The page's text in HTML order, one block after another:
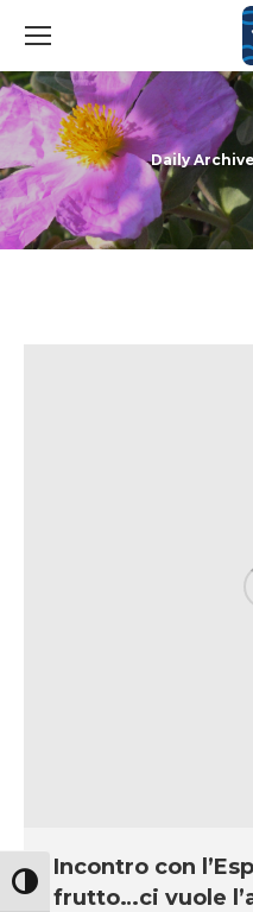
Attiva/disattiva alto contrasto
Daily
Incontro con
frutto…ci vuole